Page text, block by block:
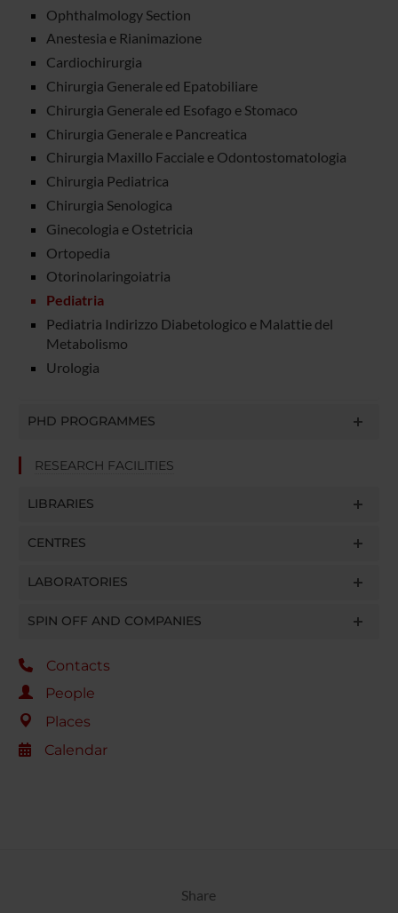
Ophthalmology Section
Anestesia e Rianimazione
Cardiochirurgia
Chirurgia Generale ed Epatobiliare
Chirurgia Generale ed Esofago e Stomaco
Chirurgia Generale e Pancreatica
Chirurgia Maxillo Facciale e Odontostomatologia
Chirurgia Pediatrica
Chirurgia Senologica
Ginecologia e Ostetricia
Ortopedia
Otorinolaringoiatria
Pediatria
Pediatria Indirizzo Diabetologico e Malattie del
Metabolismo
Urologia
PHD PROGRAMMES
RESEARCH FACILITIES
LIBRARIES
CENTRES
LABORATORIES
SPIN OFF AND COMPANIES
Contacts
People
Places
Calendar
Share